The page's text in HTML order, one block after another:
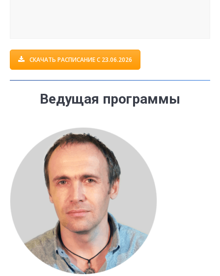
СКАЧАТЬ РАСПИСАНИЕ С 23.06.2026
Ведущая программы